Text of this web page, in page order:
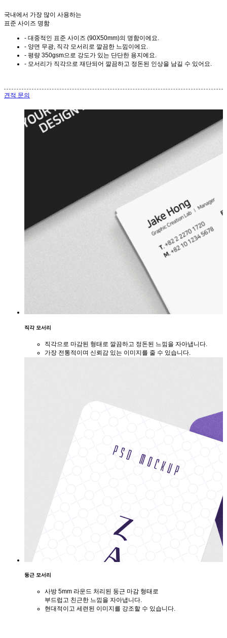
국내에서 가장 많이 사용하는
표준 사이즈 명함
- 대중적인 표준 사이즈 (90X50mm)의 명함이에요.
- 양면 무광, 직각 모서리로 깔끔한 느낌이에요.
- 평량 350gsm으로 강도가 있는 단단한 용지에요.
- 모서리가 직각으로 재단되어 깔끔하고 정돈된 인상을 남길 수 있어요.
직각 모서리
직각으로 마감된 형태로 깔끔하고 정돈된 느낌을 자아냅니다.
가장 전통적이며 신뢰감 있는 이미지를 줄 수 있습니다.
둥근 모서리
사방 5mm 라운드 처리된 둥근 마감 형태로
부드럽고 친근한 느낌을 자아냅니다.
현대적이고 세련된 이미지를 강조할 수 있습니다.
견적 문의